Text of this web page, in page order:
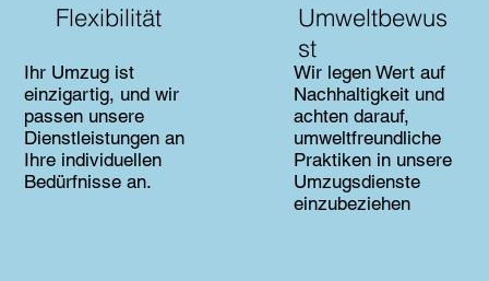
Flexibilität
Ihr Umzug ist
einzigartig, und wir
passen unsere
Dienstleistungen an
Ihre individuellen
Bedürfnisse an.
Umweltbewus
st
Wir legen Wert auf
Nachhaltigkeit und
achten darauf,
umweltfreundliche
Praktiken in unsere
Umzugsdienste
einzubeziehen